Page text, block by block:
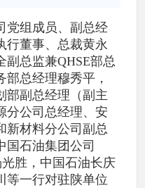
党组成员、副总经
行董事、总裁黄永
副总监兼QHSE部总
总经理穆秀平，
部副总经理（副主
分公司总经理、安
新材料分公司副总
国石油集团公司
胜，中国石油长庆
等一行对驻陕单位